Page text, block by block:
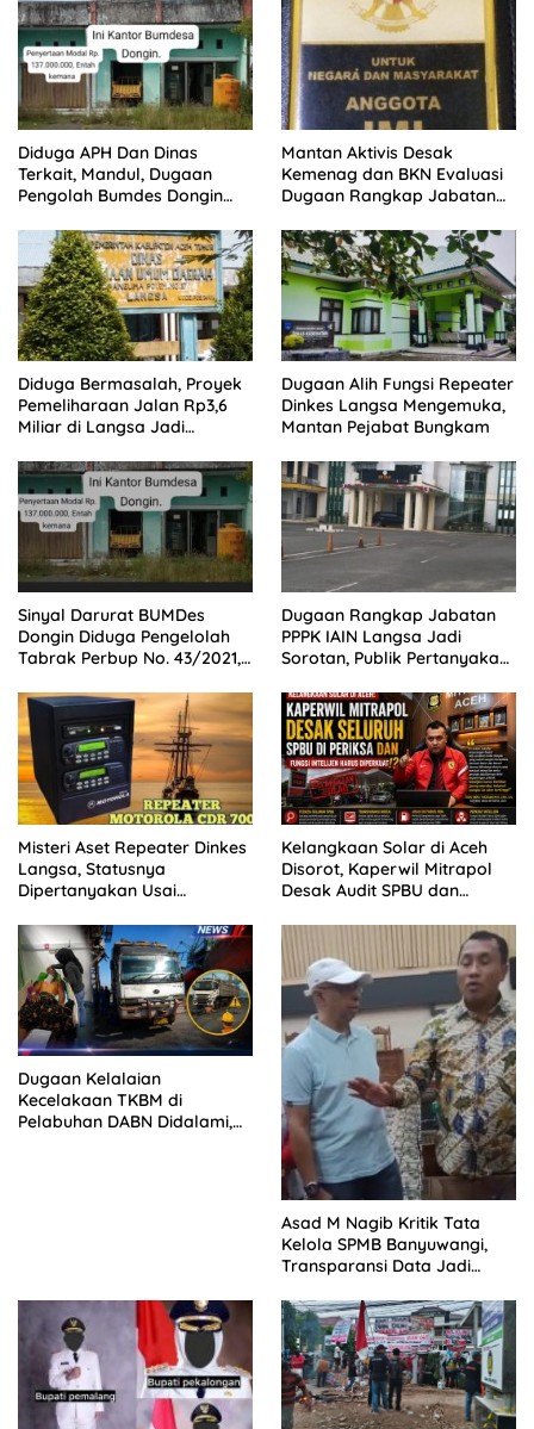
pelaku
Diduga APH Dan Dinas
Terkait, Mandul, Dugaan
Pengolah Bumdes Dongin
Program Pemerintah.
Mantan Aktivis Desak
Kemenag dan BKN Evaluasi
Dugaan Rangkap Jabatan
Diduga Bermasalah, Proyek
Pemeliharaan Jalan Rp3,6
Miliar di Langsa Jadi
Dugaan Alih Fungsi Repeater
Dinkes Langsa Mengemuka,
Mantan Pejabat Bungkam
Sinyal Darurat BUMDes
Dongin Diduga Pengelolah
Tabrak Perbup No. 43/2021,
Kontrol Sosial Desak APH
Usut Tuntas.
Dugaan Rangkap Jabatan
PPPK IAIN Langsa Jadi
Sorotan, Publik Pertanyakan
Misteri Aset Repeater Dinkes
Langsa, Statusnya
Dipertanyakan Usai
Kelangkaan Solar di Aceh
Disorot, Kaperwil Mitrapol
Desak Audit SPBU dan
Dugaan Kelalaian
Kecelakaan TKBM di
Pelabuhan DABN Didalami,
Asad M Nagib Kritik Tata
Kelola SPMB Banyuwangi,
Transparansi Data Jadi